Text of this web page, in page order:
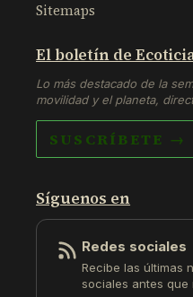
Sitemaps
El boletín de
Lo más destacado de la
movilidad y el planeta,
SUSCRÍBETE →
Síguenos en
Redes sociales
Recibe las últimas
sociales antes que